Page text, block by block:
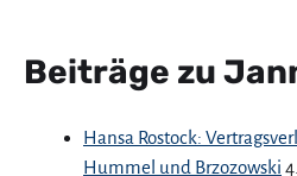
Beiträge zu
Hansa Rostock:
Hummel und Brzozowski